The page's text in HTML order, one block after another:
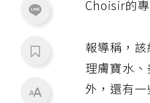
Choisir的
報導稱，
理膚寶水
外，還有